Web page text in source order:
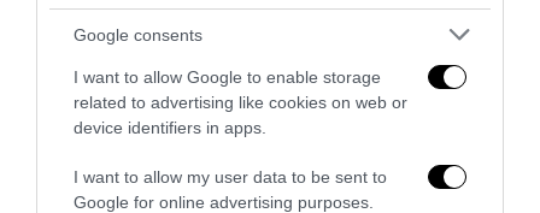
Google consents
I want to allow Google to enable storage
related to advertising like cookies on web or
device identifiers in apps.
I want to allow my user data to be sent to
Google for online advertising purposes.